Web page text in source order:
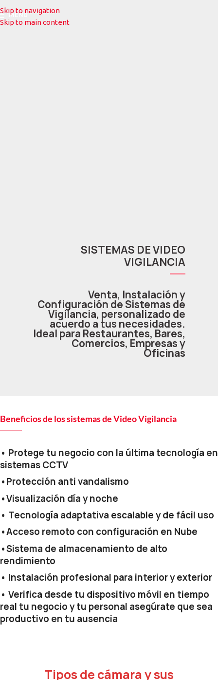
Skip to navigation
Skip to main content
MENU
SISTEMAS DE VIDEO
VIGILANCIA
Venta, Instalación y
Configuración de Sistemas de
Vigilancia, personalizado de
acuerdo a tus necesidades.
Ideal para Restaurantes, Bares,
Comercios, Empresas y
Oficinas
Beneficios de los sistemas de Video Vigilancia
• Protege tu negocio con la última tecnología en
sistemas CCTV
•Protección anti vandalismo
•Visualización día y noche
• Tecnología adaptativa escalable y de fácil uso
•Acceso remoto con configuración en Nube
•Sistema de almacenamiento de alto
rendimiento
• Instalación profesional para interior y exterior
• Verifica desde tu dispositivo móvil en tiempo
real tu negocio y tu personal asegúrate que sea
productivo en tu ausencia
Tipos de cámara y sus